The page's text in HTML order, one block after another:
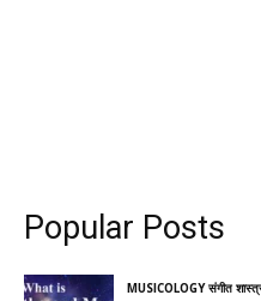
Popular Posts